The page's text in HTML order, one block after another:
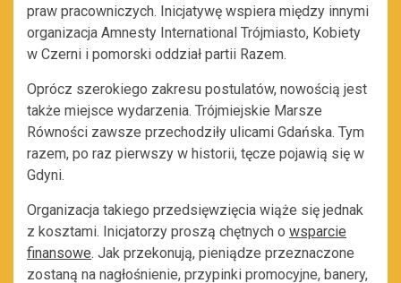
praw pracowniczych. Inicjatywę wspiera między innymi
organizacja Amnesty International Trójmiasto, Kobiety
w Czerni i pomorski oddział partii Razem.
Oprócz szerokiego zakresu postulatów, nowością jest
także miejsce wydarzenia. Trójmiejskie Marsze
Równości zawsze przechodziły ulicami Gdańska. Tym
razem, po raz pierwszy w historii, tęcze pojawią się w
Gdyni.
Organizacja takiego przedsięwzięcia wiąże się jednak
z kosztami. Inicjatorzy proszą chętnych o wsparcie
finansowe. Jak przekonują, pieniądze przeznaczone
zostaną na nagłośnienie, przypinki promocyjne, banery,